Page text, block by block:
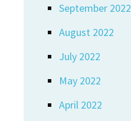
September 2022
August 2022
July 2022
May 2022
April 2022